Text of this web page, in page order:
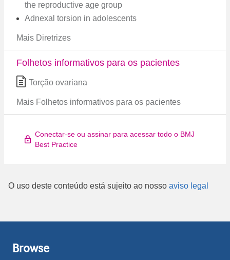
the reproductive age group
Adnexal torsion in adolescents
Mais Diretrizes
Folhetos informativos para os pacientes
Torção ovariana
Mais Folhetos informativos para os pacientes
Conectar-se ou assinar para acessar todo o BMJ
Best Practice
O uso deste conteúdo está sujeito ao nosso aviso legal
Browse